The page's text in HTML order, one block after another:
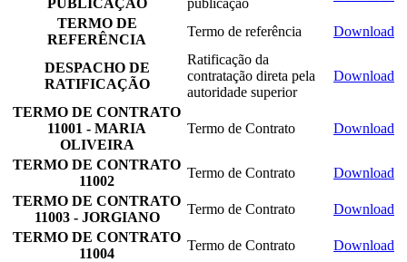
TERMO DE
REFERÊNCIA
Termo de referência Download
DESPACHO DE
RATIFICAÇÃO
Ratificação da
contratação direta pela
autoridade superior
Download
TERMO DE CONTRATO
11001 - MARIA
OLIVEIRA
Termo de Contrato Download
TERMO DE CONTRATO
11002
Termo de Contrato
Download
TERMO DE CONTRATO
11003 - JORGIANO
Termo de Contrato
Download
TERMO DE CONTRATO
11004
Termo de Contrato
Download